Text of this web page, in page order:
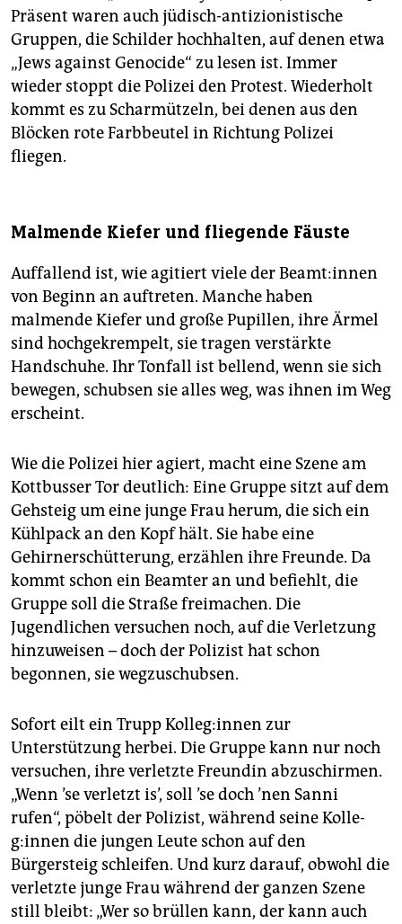
Präsent waren auch jüdisch-antizionistische
Gruppen, die Schilder hochhalten, auf denen etwa
„Jews against Genocide“ zu lesen ist. Immer
wieder stoppt die Polizei den Protest. Wiederholt
kommt es zu Scharmützeln, bei denen aus den
Blöcken rote Farbbeutel in Richtung Polizei
fliegen.
Malmende Kiefer und fliegende Fäuste
Auffallend ist, wie agitiert viele der Be­am­t:in­nen
von Beginn an auftreten. Manche haben
malmende Kiefer und große Pupillen, ihre Ärmel
sind hochgekrempelt, sie tragen verstärkte
Handschuhe. Ihr Tonfall ist bellend, wenn sie sich
bewegen, schubsen sie alles weg, was ihnen im Weg
erscheint.
Wie die Polizei hier agiert, macht eine Szene am
Kottbusser Tor deutlich: Eine Gruppe sitzt auf dem
Gehsteig um eine junge Frau herum, die sich ein
Kühlpack an den Kopf hält. Sie habe eine
Gehirnerschütterung, erzählen ihre Freunde. Da
kommt schon ein Beamter an und befiehlt, die
Gruppe soll die Straße freimachen. Die
Jugendlichen versuchen noch, auf die Verletzung
hinzuweisen – doch der Polizist hat schon
begonnen, sie wegzuschubsen.
Sofort eilt ein Trupp Kol­le­g:in­nen zur
Unterstützung herbei. Die Gruppe kann nur noch
versuchen, ihre verletzte Freundin abzuschirmen.
„Wenn ’se verletzt is’, soll ’se doch ’nen Sanni
rufen“, pöbelt der Polizist, während seine Kol­le­
g:in­nen die jungen Leute schon auf den
Bürgersteig schleifen. Und kurz darauf, obwohl die
verletzte junge Frau während der ganzen Szene
still bleibt: „Wer so brüllen kann, der kann auch